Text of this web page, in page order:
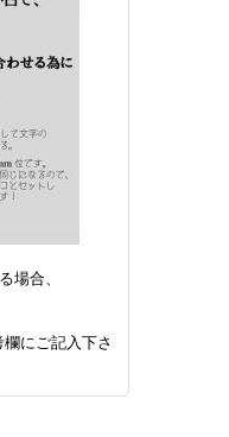
場合、
にご記入下さ